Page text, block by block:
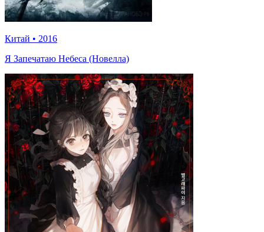
Китай • 2016
Я Запечатаю Небеса (Новелла)